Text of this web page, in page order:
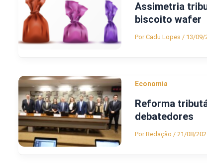
Assimetria
biscoito wafer
PorCadu Lopes / 13/09/
Economia
Reforma
debatedores
PorRedação / 21/08/